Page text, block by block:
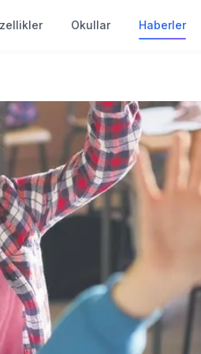
Okullar Haberler